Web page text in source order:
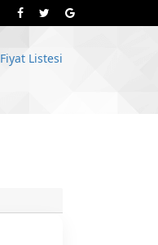
Fiyat Listesi